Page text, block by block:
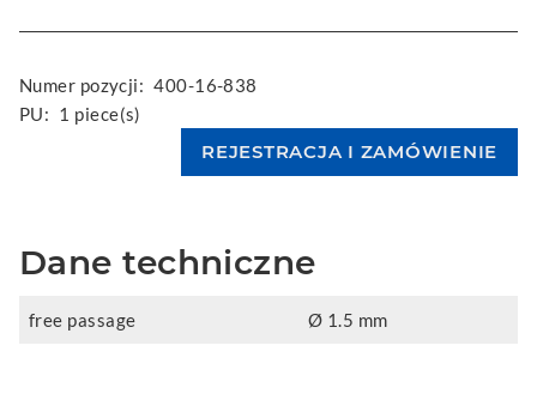
Numer pozycji: 400-16-838
PU: 1 piece(s)
Dane techniczne
free passage Ø 1.5 mm